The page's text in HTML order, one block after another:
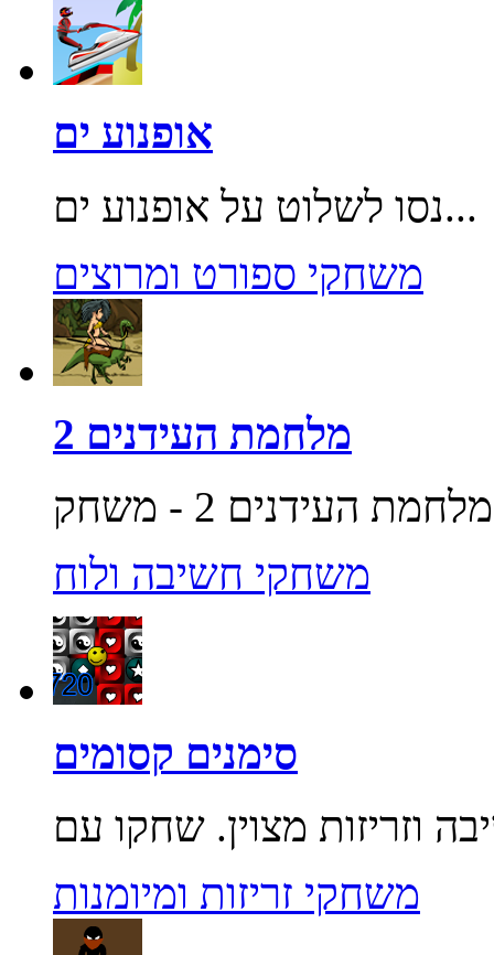
אופנוע ים
נסו לשלוט על אופנוע ים...
משחקי ספורט ומרוצים
מלחמת העידנים 2
משחקי חשיבה ולוח
סימנים קסומים
משחקי זריזות ומיומנות